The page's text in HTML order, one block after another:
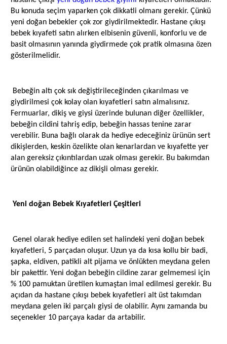
Bu konuda seçim yaparken çok dikkatli olmanı gerekir. Çünkü
yeni doğan bebekler çok zor giydirilmektedir. Hastane çıkışı
bebek kıyafeti satın alırken elbisenin güvenli, konforlu ve de
basit olmasının yanında giydirmede çok pratik olmasına özen
gösterilmelidir.
Bebeğin altı çok sık değiştirileceğinden çıkarılması ve
giydirilmesi çok kolay olan kıyafetleri satın almalısınız.
Fermuarlar, dikiş ve giysi üzerinde bulunan diğer özellikler,
bebeğin cildini tahriş edip, bebeğin hassas tenine zarar
verebilir. Buna bağlı olarak da hediye edeceğiniz ürünün sert
dikişlerden, keskin özelikte olan kenarlardan ve kıyafette yer
alan gereksiz çıkıntılardan uzak olması gerekir. Bu bakımdan
ürünün olabildiğince az dikişli olması gerekir.
Yeni doğan Bebek Kıyafetleri Çeşitleri
Genel olarak hediye edilen set halindeki yeni doğan bebek
kıyafetleri, 5 parçadan oluşur. Uzun ya da kısa kollu bir badi,
şapka, eldiven, patikli alt pijama ve önlükten meydana gelen
bir pakettir. Yeni doğan bebeğin cildine zarar gelmemesi için
% 100 pamuktan üretilen kumaştan imal edilmesi gerekir. Bu
açıdan da hastane çıkışı bebek kıyafetleri alt üst takımdan
meydana gelen iki parçalı giysi de olabilir. Aynı zamanda bu
seçenekler 10 parçaya kadar da artabilir.